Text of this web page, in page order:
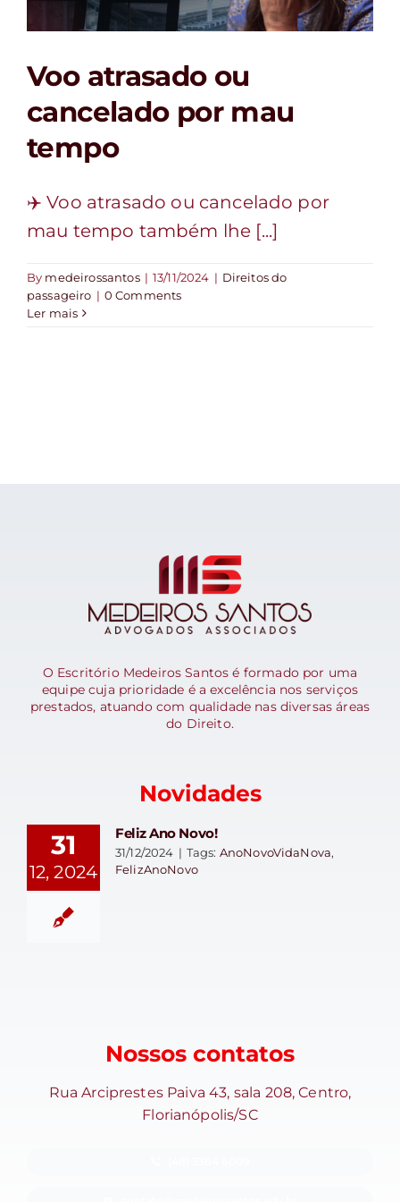
Voo atrasado ou
cancelado por mau
tempo
✈️ Voo atrasado ou cancelado por
mau tempo também lhe [...]
By medeirossantos | 13/11/2024 | Direitos do
passageiro | 0 Comments
Ler mais
O Escritório Medeiros Santos é formado por uma
equipe cuja prioridade é a excelência nos serviços
prestados, atuando com qualidade nas diversas áreas
do Direito.
Novidades
31
12, 2024
Feliz Ano Novo!
31/12/2024 | Tags: AnoNovoVidaNova,
FelizAnoNovo
Nossos contatos
Rua Arciprestes Paiva 43, sala 208, Centro,
Florianópolis/SC